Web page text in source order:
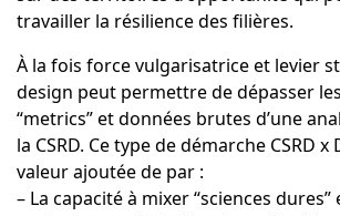
travailler la résilience des filières.
À la fois force vulgarisatrice et levier
design peut permettre de dépasser
“metrics” et données brutes d’une
la CSRD. Ce type de démarche CSRD
valeur ajoutée de par :
– La capacité à mixer “sciences dures”